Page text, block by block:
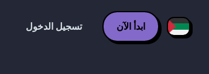
تسجيل الدخول ابدأ الآن